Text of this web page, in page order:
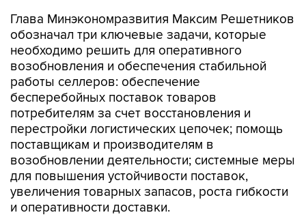
Глава Минэкономразвития Максим Решетников
обозначал три ключевые задачи, которые
необходимо решить для оперативного
возобновления и обеспечения стабильной
работы селлеров: обеспечение
бесперебойных поставок товаров
потребителям за счет восстановления и
перестройки логистических цепочек; помощь
поставщикам и производителям в
возобновлении деятельности; системные меры
для повышения устойчивости поставок,
увеличения товарных запасов, роста гибкости
и оперативности доставки.